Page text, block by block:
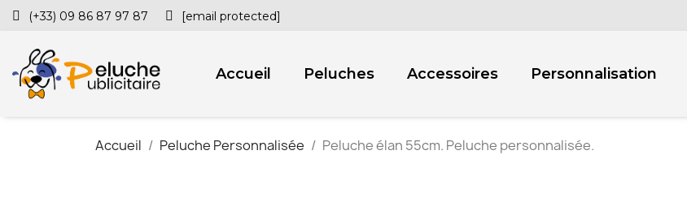
(+33) 09 86 87 97 87 [email protected]
Accueil Peluches Accessoires Personnalisation
Accueil Peluche Personnalisée Peluche élan 55cm. Peluche personnalisée.